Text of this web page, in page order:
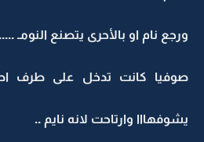
ورجع نام او بالأحرى يتصنع النومـ .....
صوفيا كانت تدخل على طرف
يشوفهااا وارتاحت لانه نايم ..